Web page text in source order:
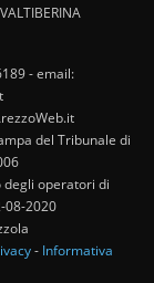
VALTIBERINA
- email:
del Tribunale di
operatori di
08-2020
- Informativa